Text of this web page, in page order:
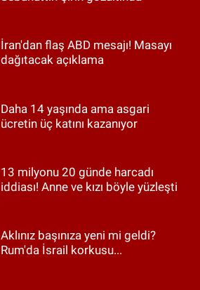
İran'dan flaş ABD mesajı! Masayı
dağıtacak açıklama
Daha 14 yaşında ama asgari
ücretin üç katını kazanıyor
13 milyonu 20 günde harcadı
iddiası! Anne ve kızı böyle yüzleşti
Aklınız başınıza yeni mi geldi?
Rum'da İsrail korkusu...